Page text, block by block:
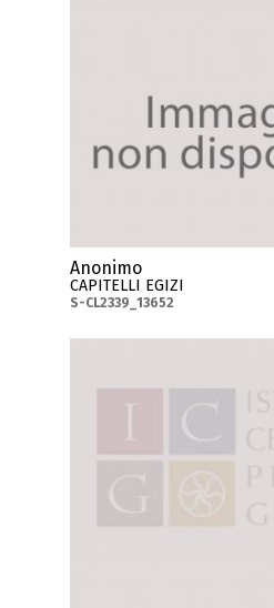
Anonimo
CAPITELLI EGIZI
S-CL2339_13652